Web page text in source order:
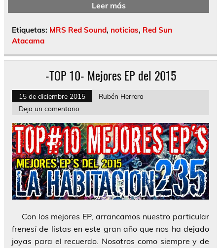
Leer más
Etiquetas: MRS Red Sound, noticias, Red Sun
Atacama
-TOP 10- Mejores EP del 2015
15 de diciembre 2015
Rubén Herrera
Deja un comentario
Con los mejores EP, arrancamos nuestro particular
frenesí de listas en este gran año que nos ha dejado
joyas para el recuerdo. Nosotros como siempre y de